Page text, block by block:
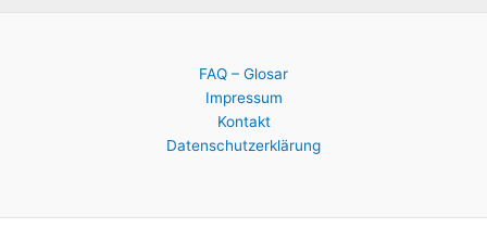
FAQ – Glosar
Impressum
Kontakt
Datenschutzerklärung